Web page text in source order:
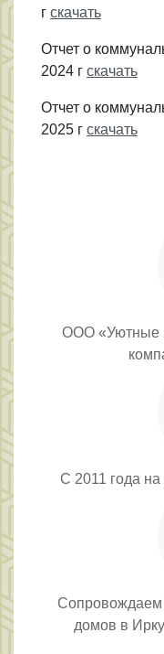
г скачать
Отчет о
2024 г скачать
Отчет о
2025 г скачать
ООО «Уютные
С 2011 года
Сопровождаем
домов в